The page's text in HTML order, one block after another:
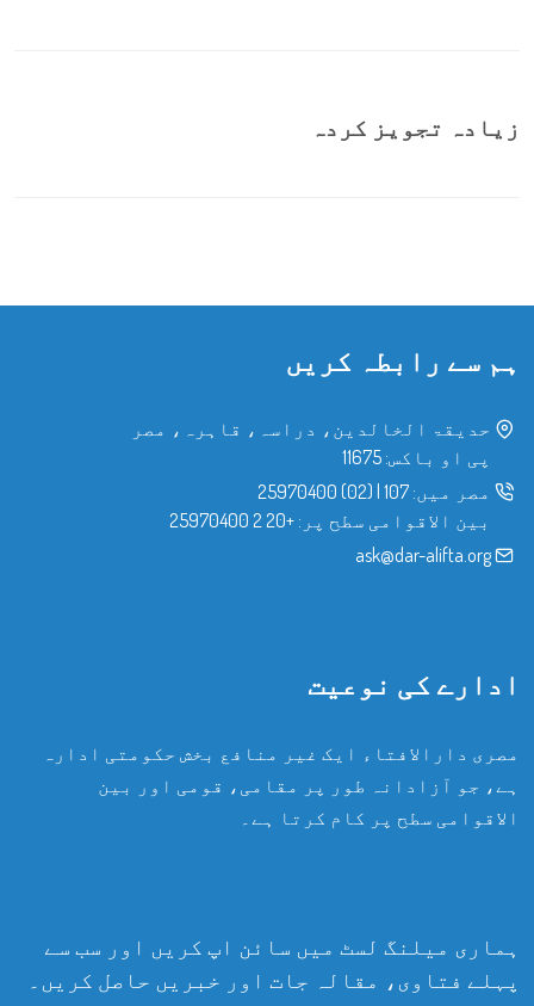
زیادہ تجویز کردہ
ہم سے رابطہ کریں
حدیقۃ الخالدین، دراسہ، قاہرہ، مصر
پی او باکس: 11675
مصر میں: 107
|
(02) 25970400
بین الاقوامی سطح پر: +20 2 25970400
ask@dar-alifta.org
ادارے کی نوعیت
مصری دارالافتاء ایک غیر منافع بخش حکومتی ادارہ
ہے، جو آزادانہ طور پر مقامی، قومی اور بین
الاقوامی سطح پر کام کرتا ہے۔
ہماری میلنگ لسٹ میں سائن اپ کریں اور سب سے
پہلے فتاوی، مقالہ جات اور خبریں حاصل کریں۔